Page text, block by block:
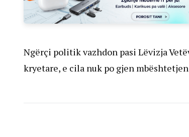
Ngërçi politik vazhdon pasi Lëvizja
kryetare, e cila nuk po gjen